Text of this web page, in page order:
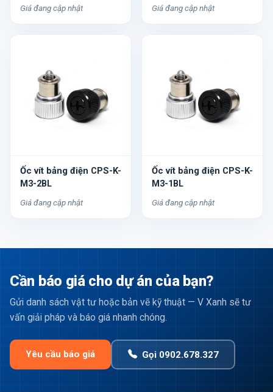
Giá đang cập nhật Giá đang cập nhật
Ốc vít bảng điện CPS-K-
M3-2BL
Giá đang cập nhật
Ốc vít bảng điện CPS-K-
M3-1BL
Giá đang cập nhật
Cần báo giá cho dự án của bạn?
Gửi danh sách vật tư hoặc bản vẽ kỹ thuật — V Xanh sẽ tư
vấn giải pháp và báo giá nhanh chóng.
Yêu cầu báo giá Gọi 0902.678.327